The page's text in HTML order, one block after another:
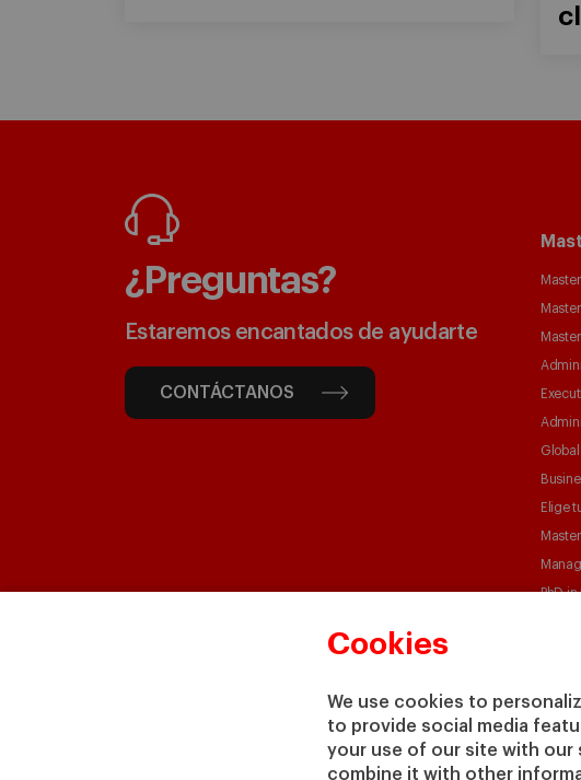
Cookies
We use cookies to
to provide social media
your use of our site with our
combine it with other
¿Preguntas?
Estaremos encantados de ayudarte
CONTÁCTANOS
Elige
PhD